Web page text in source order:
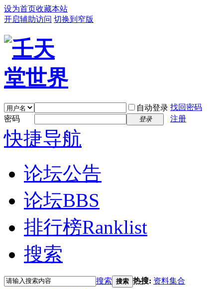
设为首页收藏本站
开启辅助访问 切换到窄版
自动登录 找回密码
密码
登录 注册
快捷导航
论坛公告
论坛BBS
排行榜Ranklist
搜索
搜索 搜索 热搜: 资料集合